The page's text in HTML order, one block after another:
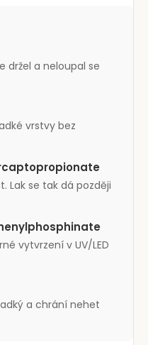
držel a neloupal se
vrstvy bez
Lak se tak dá později
vytvrzení v UV/LED
a chrání nehet